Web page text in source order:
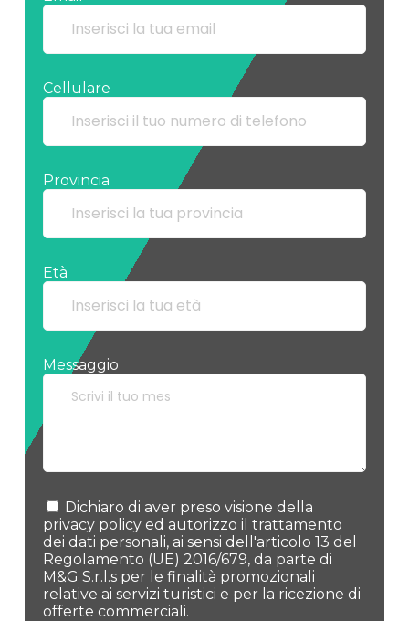
Cellulare
Provincia
Età
Messaggio
Dichiaro di aver preso visione della
privacy policy ed autorizzo il trattamento
dei dati personali, ai sensi dell'articolo 13 del
Regolamento (UE) 2016/679, da parte di
M&G S.r.l.s per le finalità promozionali
relative ai servizi turistici e per la ricezione di
offerte commerciali.